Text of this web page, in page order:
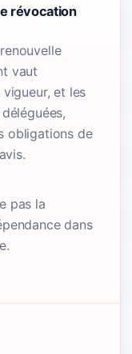
révocation
vaut
et les
obligations de
pas la
dans